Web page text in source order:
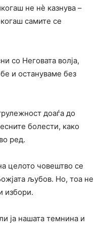
не нѐ казнува –
самите се
со Неговата волја,
и остануваме без
доаѓа до
болести, како
ред.
целото човештво се
љубов. Но, тоа не
избори.
ја нашата темнина и